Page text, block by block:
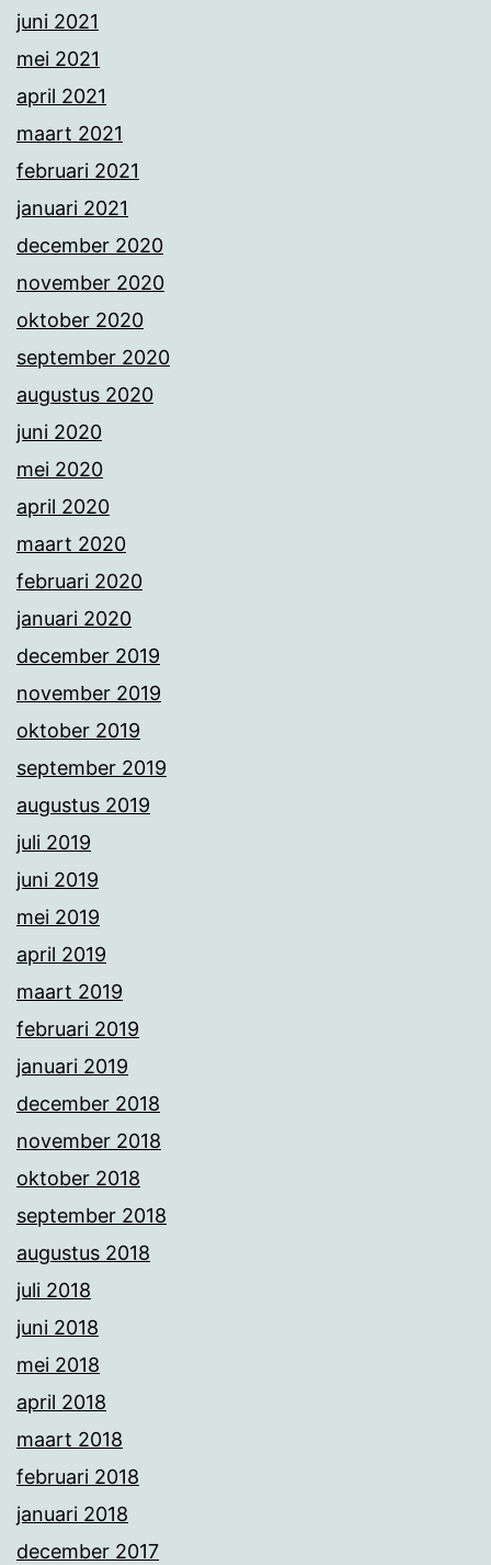
juni 2021
mei 2021
april 2021
maart 2021
februari 2021
januari 2021
december 2020
november 2020
oktober 2020
september 2020
augustus 2020
juni 2020
mei 2020
april 2020
maart 2020
februari 2020
januari 2020
december 2019
november 2019
oktober 2019
september 2019
augustus 2019
juli 2019
juni 2019
mei 2019
april 2019
maart 2019
februari 2019
januari 2019
december 2018
november 2018
oktober 2018
september 2018
augustus 2018
juli 2018
juni 2018
mei 2018
april 2018
maart 2018
februari 2018
januari 2018
december 2017